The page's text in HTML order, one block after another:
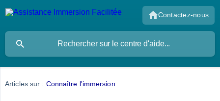
Contactez-nous
Articles sur : Connaître l'immersion